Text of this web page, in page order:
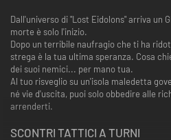
Dall'universo di "Lost Eidolons" arriva un
morte è solo l'inizio.
Dopo un terribile naufragio che ti ha
strega è la tua ultima speranza. Cosa
dei suoi nemici... per mano tua.
Al tuo risveglio su un'isola maledetta
né vie d'uscita, puoi solo obbedire alle
arrenderti.
SCONTRI TATTICI A TURNI